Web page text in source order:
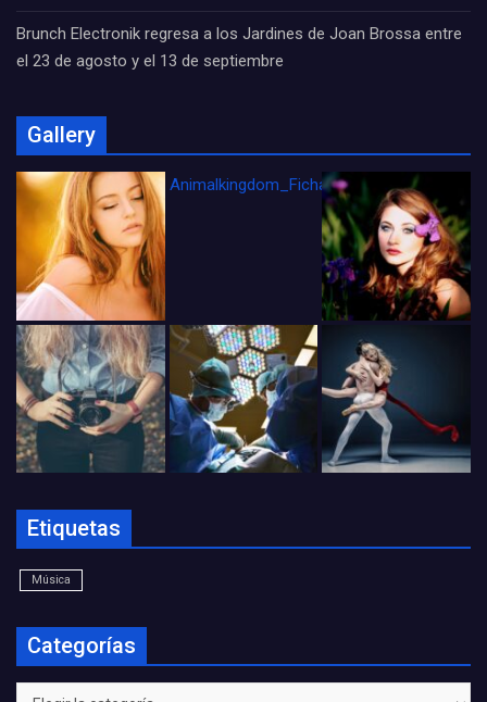
Brunch Electronik regresa a los Jardines de Joan Brossa entre
el 23 de agosto y el 13 de septiembre
Gallery
Animalkingdom_FichaCine
Etiquetas
Música
Categorías
Categorías